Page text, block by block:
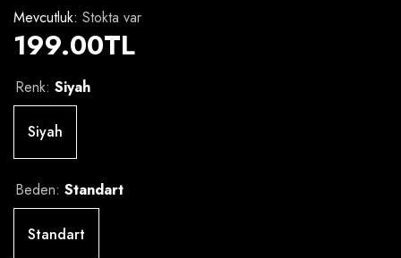
Mevcutluk: Stokta var
199.00TL
Renk: Siyah
Siyah
Beden: Standart
Standart